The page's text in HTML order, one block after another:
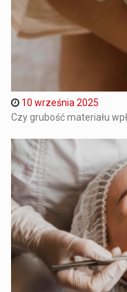
10 września 2025
Czy grubość materiału